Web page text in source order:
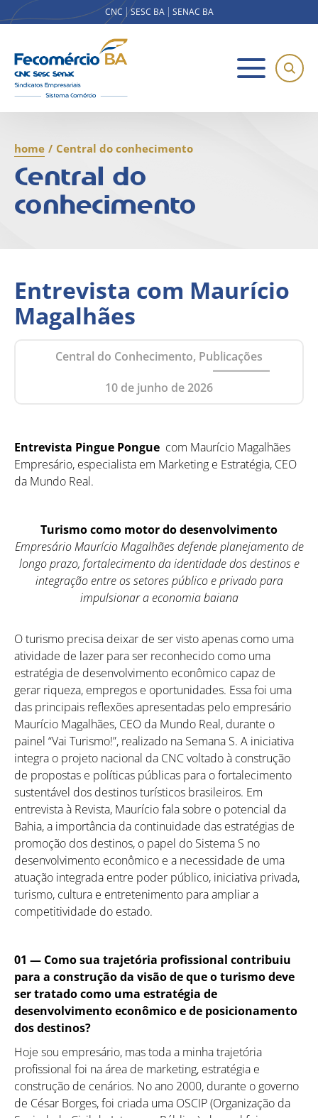
CNC SESC BA SENAC BA
home / Central do conhecimento
Central do
conhecimento
Entrevista com Maurício
Magalhães
Central do Conhecimento, Publicações
10 de junho de 2026
Entrevista Pingue Pongue com Maurício Magalhães
Empresário, especialista em Marketing e Estratégia, CEO
da Mundo Real.
Turismo como motor do desenvolvimento
Empresário Maurício Magalhães defende planejamento de
longo prazo, fortalecimento da identidade dos destinos e
integração entre os setores público e privado para
impulsionar a economia baiana
O turismo precisa deixar de ser visto apenas como uma
atividade de lazer para ser reconhecido como uma
estratégia de desenvolvimento econômico capaz de
gerar riqueza, empregos e oportunidades. Essa foi uma
das principais reflexões apresentadas pelo empresário
Maurício Magalhães, CEO da Mundo Real, durante o
painel “Vai Turismo!”, realizado na Semana S. A iniciativa
integra o projeto nacional da CNC voltado à construção
de propostas e políticas públicas para o fortalecimento
sustentável dos destinos turísticos brasileiros. Em
entrevista à Revista, Maurício fala sobre o potencial da
Bahia, a importância da continuidade das estratégias de
promoção dos destinos, o papel do Sistema S no
desenvolvimento econômico e a necessidade de uma
atuação integrada entre poder público, iniciativa privada,
turismo, cultura e entretenimento para ampliar a
competitividade do estado.
01 — Como sua trajetória profissional contribuiu
para a construção da visão de que o turismo deve
ser tratado como uma estratégia de
desenvolvimento econômico e de posicionamento
dos destinos?
Hoje sou empresário, mas toda a minha trajetória
profissional foi na área de marketing, estratégia e
construção de cenários. No ano 2000, durante o governo
de César Borges, foi criada uma OSCIP (Organização da